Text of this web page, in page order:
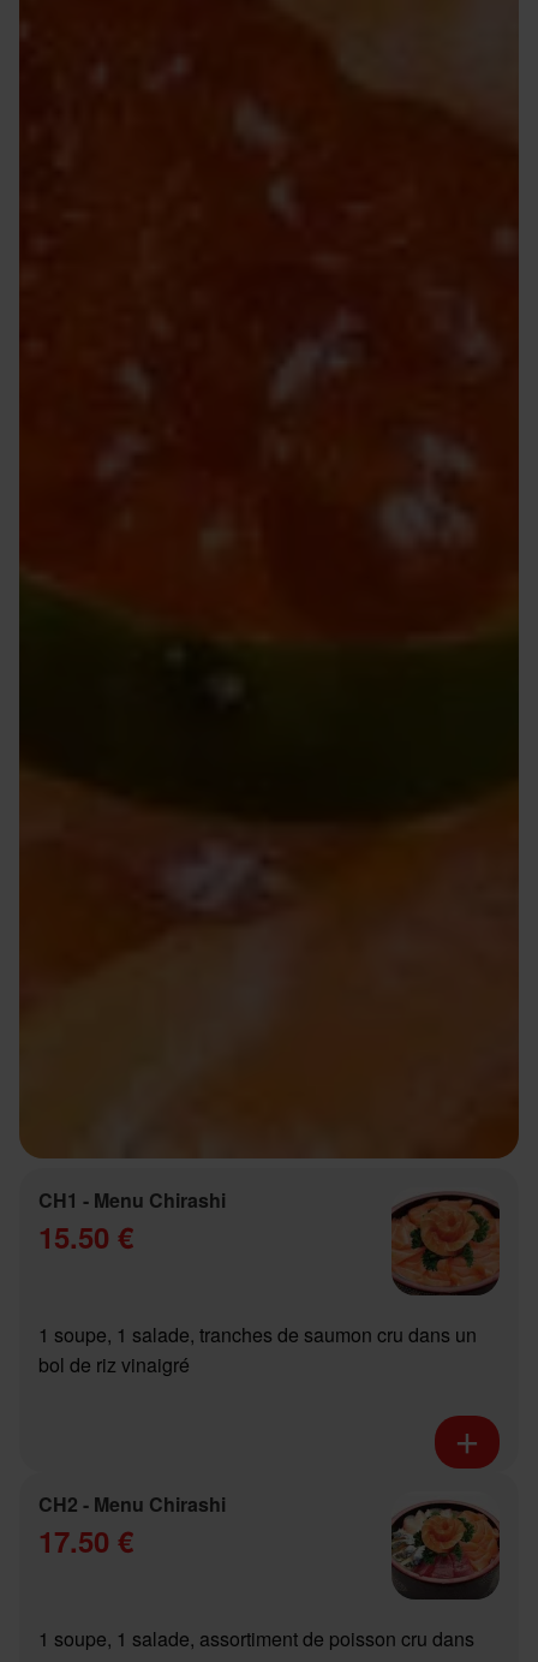
CH1 - Menu Chirashi
15.50 €
1 soupe, 1 salade, tranches de saumon cru dans un
bol de riz vinaigré
CH2 - Menu Chirashi
17.50 €
1 soupe, 1 salade, assortiment de poisson cru dans